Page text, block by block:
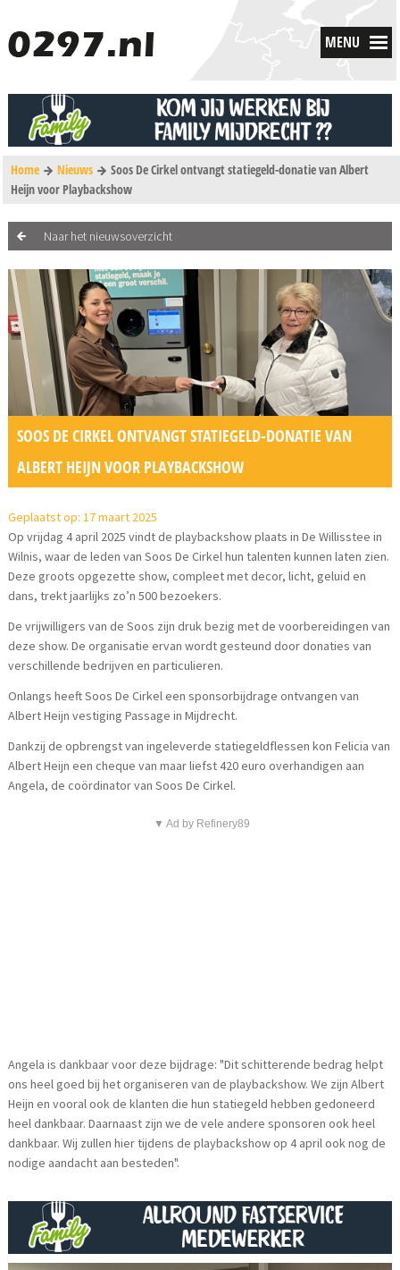
MENU
Home Nieuws
Soos De Cirkel ontvangt statiegeld-donatie van Albert
Heijn voor Playbackshow
Naar het nieuwsoverzicht
SOOS DE CIRKEL ONTVANGT STATIEGELD-DONATIE VAN
ALBERT HEIJN VOOR PLAYBACKSHOW
Geplaatst op: 17 maart 2025
Op vrijdag 4 april 2025 vindt de playbackshow plaats in De Willisstee in
Wilnis, waar de leden van Soos De Cirkel hun talenten kunnen laten zien.
Deze groots opgezette show, compleet met decor, licht, geluid en
dans, trekt jaarlijks zo’n 500 bezoekers.
De vrijwilligers van de Soos zijn druk bezig met de voorbereidingen van
deze show. De organisatie ervan wordt gesteund door donaties van
verschillende bedrijven en particulieren.
Onlangs heeft Soos De Cirkel een sponsorbijdrage ontvangen van
Albert Heijn vestiging Passage in Mijdrecht.
Dankzij de opbrengst van ingeleverde statiegeldflessen kon Felicia van
Albert Heijn een cheque van maar liefst 420 euro overhandigen aan
Angela, de coördinator van Soos De Cirkel.
▼ Ad by Refinery89
Angela is dankbaar voor deze bijdrage: "Dit schitterende bedrag helpt
ons heel goed bij het organiseren van de playbackshow. We zijn Albert
Heijn en vooral ook de klanten die hun statiegeld hebben gedoneerd
heel dankbaar. Daarnaast zijn we de vele andere sponsoren ook heel
dankbaar. Wij zullen hier tijdens de playbackshow op 4 april ook nog de
nodige aandacht aan besteden".